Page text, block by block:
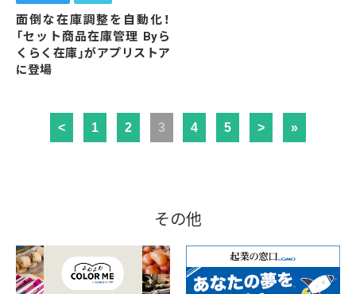
面倒な在庫調整を自動化！
「セット商品在庫管理 Byら
くらく在庫」がアプリストア
に登場
< 1 2 3 4 5 > »
その他